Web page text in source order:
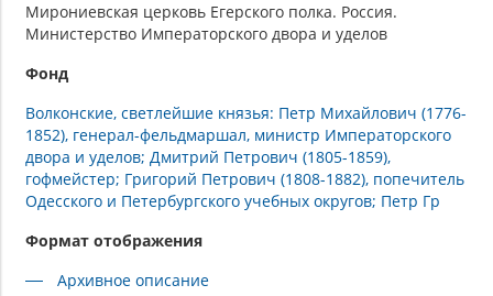
Мирониевская церковь Егерского полка. Россия.
Министерство Императорского двора и уделов
Фонд
Волконские, светлейшие князья: Петр Михайлович (1776-
1852), генерал-фельдмаршал, министр Императорского
двора и уделов; Дмитрий Петрович (1805-1859),
гофмейстер; Григорий Петрович (1808-1882), попечитель
Одесского и Петербургского учебных округов; Петр Гр
Формат отображения
Архивное описание